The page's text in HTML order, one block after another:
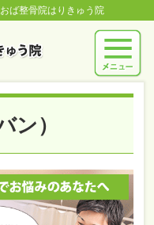
ば整骨院はりきゅう院
ン）